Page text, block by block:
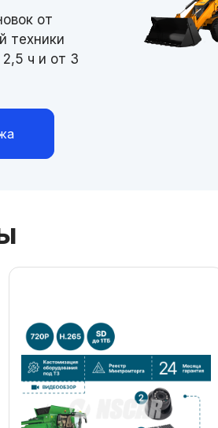
от
техники
ч и от 3